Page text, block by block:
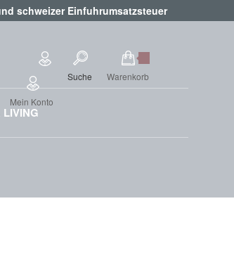
schweizer Einfuhrumsatzsteuer
Warenkorb
Suche
Mein Konto